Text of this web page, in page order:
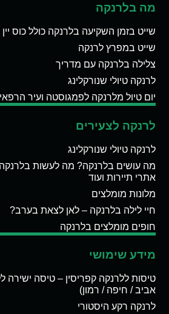
מה בלרנקה
שייט בזמן השקיעה בלרנקה כולל כוס יין
שייט במפרץ לרנקה
צלילה בלרנקה עם מדריך
לרנקה טיולי שנורקלינג
יום טיול מלרנקה לפמגוסטה ועיר
לרנקה לצעירים
לרנקה טיולי שנורקלינג
מה עושים בלרנקה? מה לעשות
אתרי תיירות ועוד
מלונות מומלצים
חיי לילה בלרנקה – לאן לצאת בערב?
חופים מומלצים בלרנקה
מידע שימושי
טיסות ללרנקה קפריסין – טיסה
אביב / חיפה / רמון)
לרנקה רקע היסטורי